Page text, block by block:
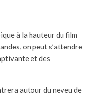
à la hauteur du film
on peut s’attendre
et des
autour du neveu de